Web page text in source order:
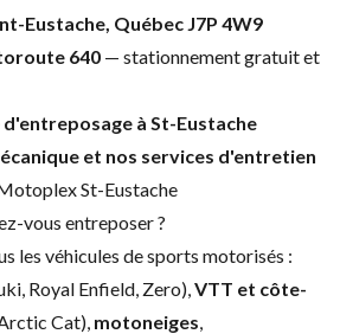
Eustache, Québec J7P 4W9
640 — stationnement gratuit et
d'entreposage à St-Eustache
et nos services d'entretien
St-Eustache
vous entreposer ?
les véhicules de sports motorisés :
Royal Enfield, Zero),VTT et côte-
Cat), motoneiges,